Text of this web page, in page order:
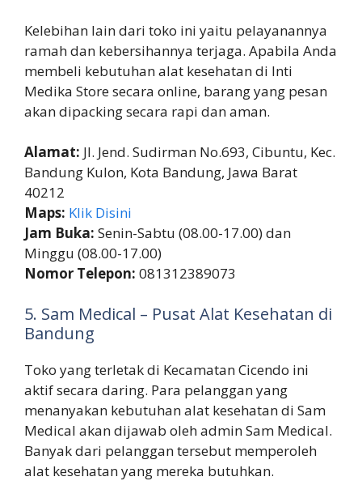
Kelebihan lain dari toko ini yaitu pelayanannya
ramah dan kebersihannya terjaga. Apabila Anda
membeli kebutuhan alat kesehatan di Inti
Medika Store secara online, barang yang pesan
akan dipacking secara rapi dan aman.
Alamat: Jl. Jend. Sudirman No.693, Cibuntu, Kec.
Bandung Kulon, Kota Bandung, Jawa Barat
40212
Maps: Klik Disini
Jam Buka: Senin-Sabtu (08.00-17.00) dan
Minggu (08.00-17.00)
Nomor Telepon: 081312389073
5. Sam Medical – Pusat Alat Kesehatan di
Bandung
Toko yang terletak di Kecamatan Cicendo ini
aktif secara daring. Para pelanggan yang
menanyakan kebutuhan alat kesehatan di Sam
Medical akan dijawab oleh admin Sam Medical.
Banyak dari pelanggan tersebut memperoleh
alat kesehatan yang mereka butuhkan.